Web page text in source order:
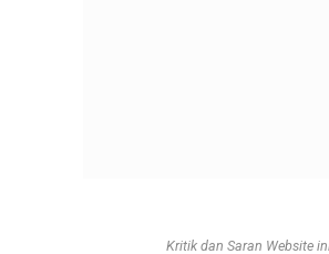
Kritik dan Saran Website